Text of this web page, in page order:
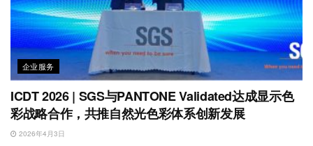
企业服务
ICDT 2026 | SGS与PANTONE Validated达成显示色
彩战略合作，共推自然光色彩体系创新发展
2026年4月3日